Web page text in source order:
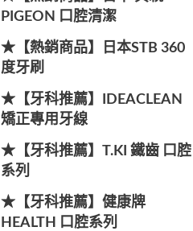
PIGEON 口腔清潔
★【熱銷商品】日本STB 360
度牙刷
★【牙科推薦】IDEACLEAN
矯正專用牙線
★【牙科推薦】T.KI 鐵齒 口腔
系列
★【牙科推薦】健康牌
HEALTH 口腔系列